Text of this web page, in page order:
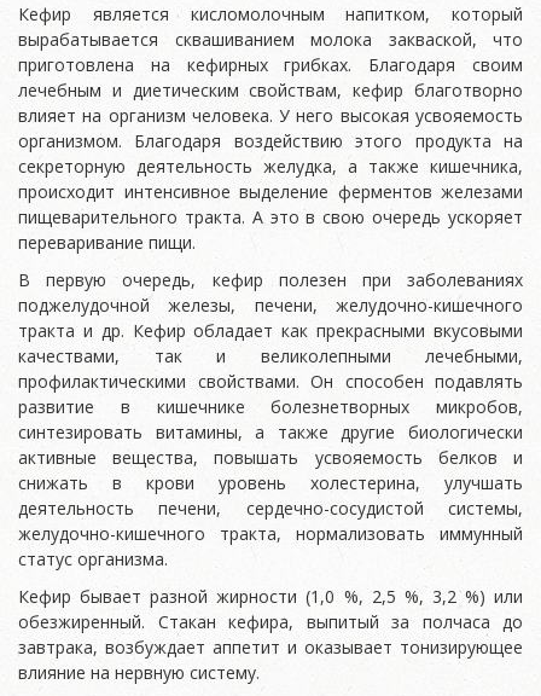
Кефир является кисломолочным напитком, который
вырабатывается сквашиванием молока закваской, что
приготовлена на кефирных грибках. Благодаря своим
лечебным и диетическим свойствам, кефир благотворно
влияет на организм человека. У него высокая усвояемость
организмом. Благодаря воздействию этого продукта на
секреторную деятельность желудка, а также кишечника,
происходит интенсивное выделение ферментов железами
пищеварительного тракта. А это в свою очередь ускоряет
переваривание пищи.
В первую очередь, кефир полезен при заболеваниях
поджелудочной железы, печени, желудочно-кишечного
тракта и др. Кефир обладает как прекрасными вкусовыми
качествами, так и великолепными лечебными,
профилактическими свойствами. Он способен подавлять
развитие в кишечнике болезнетворных микробов,
синтезировать витамины, а также другие биологически
активные вещества, повышать усвояемость белков и
снижать в крови уровень холестерина, улучшать
деятельность печени, сердечно-сосудистой системы,
желудочно-кишечного тракта, нормализовать иммунный
статус организма.
Кефир бывает разной жирности (1,0 %, 2,5 %, 3,2 %) или
обезжиренный. Стакан кефира, выпитый за полчаса до
завтрака, возбуждает аппетит и оказывает тонизирующее
влияние на нервную систему.